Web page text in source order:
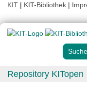
KIT | KIT-Bibliothek |
Repository KITopen